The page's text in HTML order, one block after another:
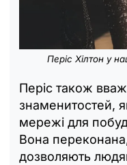
Періс Хілтон у
Періс також
знаменитостей,
мережі для
Вона
дозволяють